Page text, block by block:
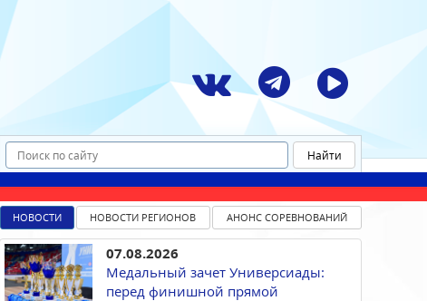
НОВОСТИ НОВОСТИ РЕГИОНОВ АНОНС СОРЕВНОВАНИЙ
07.08.2026
Медальный зачет Универсиады:
перед финишной прямой